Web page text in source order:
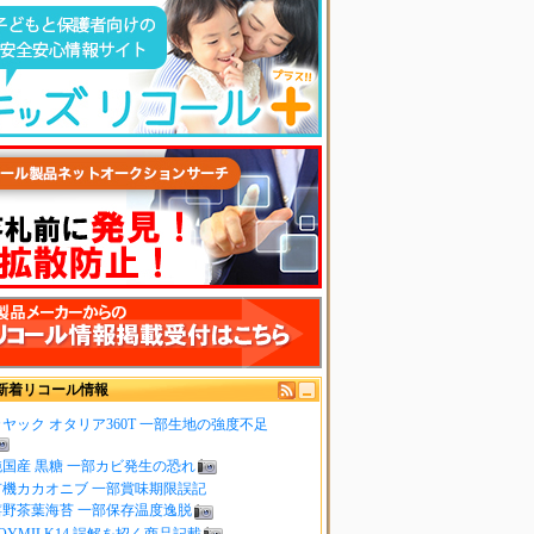
着リコール情報
ック オタリア360T 一部生地の強度不足
産 黒糖 一部カビ発生の恐れ
カカオニブ 一部賞味期限誤記
茶葉海苔 一部保存温度逸脱